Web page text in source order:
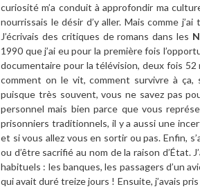
curiosité m’a conduit à approfondir ma
nourrissais le désir d’y aller. Mais comme
J’écrivais des critiques de romans dans les
1990 que j’ai eu pour la première fois
documentaire pour la télévision, deux fois
comment on le vit, comment survivre à
puisque très souvent, vous ne savez pas
personnel mais bien parce que vous
prisonniers traditionnels, il y a aussi une
et si vous allez vous en sortir ou pas. Enfin,
ou d’être sacrifié au nom de la raison d’État.
habituels : les banques, les passagers d’un
qui avait duré treize jours ! Ensuite, j’avais